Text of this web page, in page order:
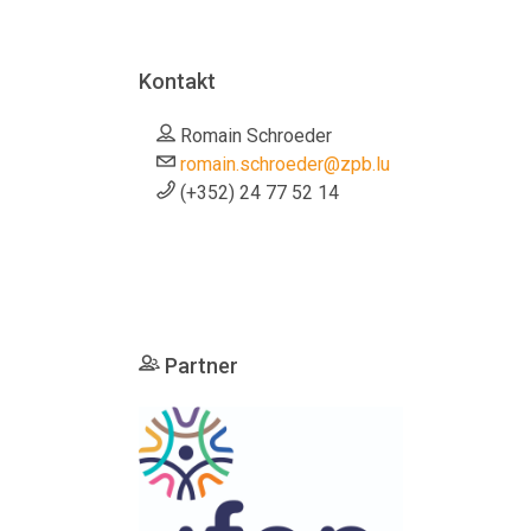
Kontakt
Romain Schroeder
romain.schroeder@zpb.lu
(+352) 24 77 52 14
Partner